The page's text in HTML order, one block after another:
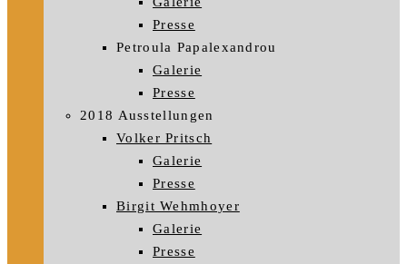
Presse
Petroula Papalexandrou
Galerie
Presse
2018 Ausstellungen
Volker Pritsch
Galerie
Presse
Birgit Wehmhoyer
Galerie
Presse